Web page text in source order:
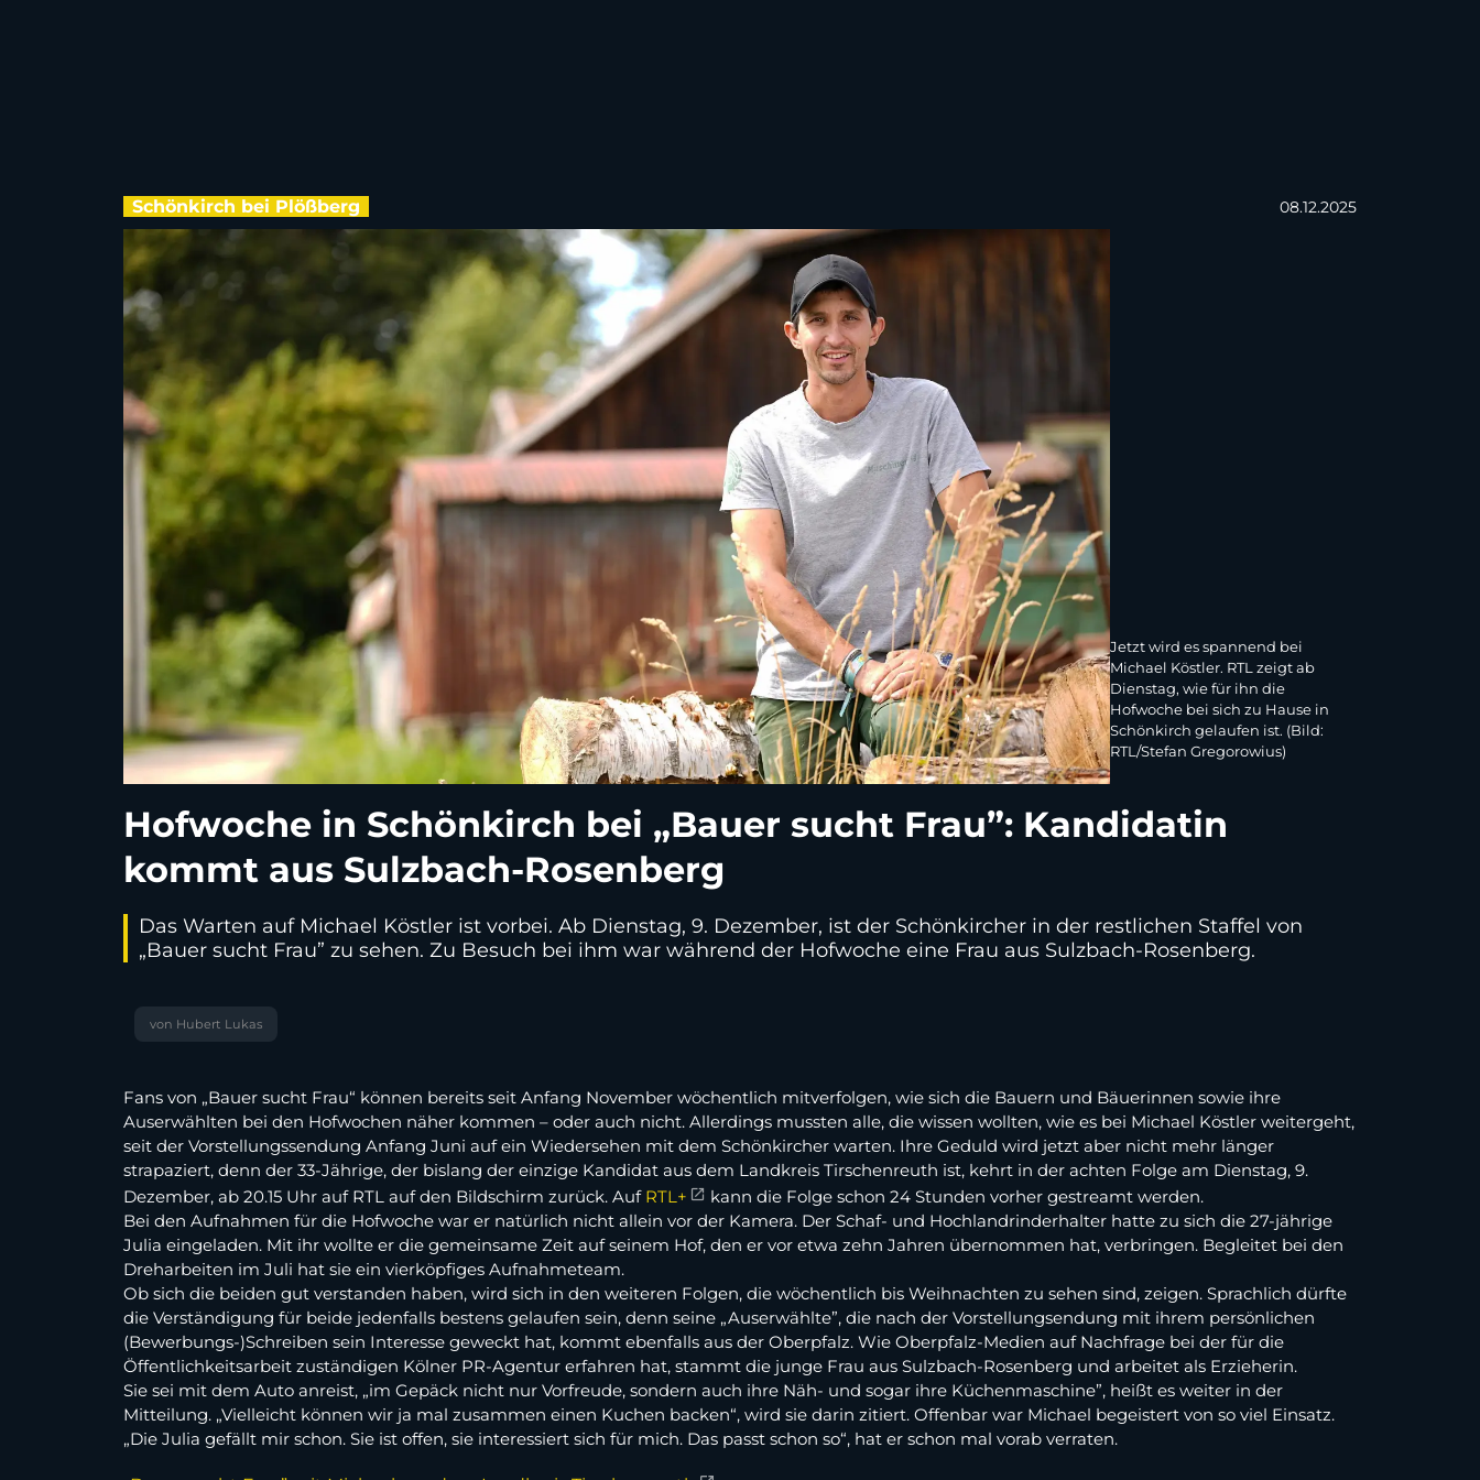
Schönkirch bei Plößberg 08.12.2025
Jetzt wird es spannend bei
Michael Köstler. RTL zeigt ab
Dienstag, wie für ihn die
Hofwoche bei sich zu Hause in
Schönkirch gelaufen ist. (Bild:
RTL/Stefan Gregorowius)
Hofwoche in Schönkirch bei „Bauer sucht Frau”: Kandidatin
kommt aus Sulzbach-Rosenberg
Das Warten auf Michael Köstler ist vorbei. Ab Dienstag, 9. Dezember, ist der Schönkircher in der restlichen Staffel von
„Bauer sucht Frau” zu sehen. Zu Besuch bei ihm war während der Hofwoche eine Frau aus Sulzbach-Rosenberg.
von Hubert Lukas
Fans von „Bauer sucht Frau“ können bereits seit Anfang November wöchentlich mitverfolgen, wie sich die Bauern und Bäuerinnen sowie ihre
Auserwählten bei den Hofwochen näher kommen – oder auch nicht. Allerdings mussten alle, die wissen wollten, wie es bei Michael Köstler weitergeht,
seit der Vorstellungssendung Anfang Juni auf ein Wiedersehen mit dem Schönkircher warten. Ihre Geduld wird jetzt aber nicht mehr länger
strapaziert, denn der 33-Jährige, der bislang der einzige Kandidat aus dem Landkreis Tirschenreuth ist, kehrt in der achten Folge am Dienstag, 9.
Dezember, ab 20.15 Uhr auf RTL auf den Bildschirm zurück. Auf RTL+
kann die Folge schon 24 Stunden vorher gestreamt werden.
Bei den Aufnahmen für die Hofwoche war er natürlich nicht allein vor der Kamera. Der Schaf- und Hochlandrinderhalter hatte zu sich die 27-jährige
Julia eingeladen. Mit ihr wollte er die gemeinsame Zeit auf seinem Hof, den er vor etwa zehn Jahren übernommen hat, verbringen. Begleitet bei den
Dreharbeiten im Juli hat sie ein vierköpfiges Aufnahmeteam.
Ob sich die beiden gut verstanden haben, wird sich in den weiteren Folgen, die wöchentlich bis Weihnachten zu sehen sind, zeigen. Sprachlich dürfte
die Verständigung für beide jedenfalls bestens gelaufen sein, denn seine „Auserwählte”, die nach der Vorstellungsendung mit ihrem persönlichen
(Bewerbungs-)Schreiben sein Interesse geweckt hat, kommt ebenfalls aus der Oberpfalz. Wie Oberpfalz-Medien auf Nachfrage bei der für die
Öffentlichkeitsarbeit zuständigen Kölner PR-Agentur erfahren hat, stammt die junge Frau aus Sulzbach-Rosenberg und arbeitet als Erzieherin.
Sie sei mit dem Auto anreist, „im Gepäck nicht nur Vorfreude, sondern auch ihre Näh- und sogar ihre Küchenmaschine”, heißt es weiter in der
Mitteilung. „Vielleicht können wir ja mal zusammen einen Kuchen backen“, wird sie darin zitiert. Offenbar war Michael begeistert von so viel Einsatz.
„Die Julia gefällt mir schon. Sie ist offen, sie interessiert sich für mich. Das passt schon so“, hat er schon mal vorab verraten.